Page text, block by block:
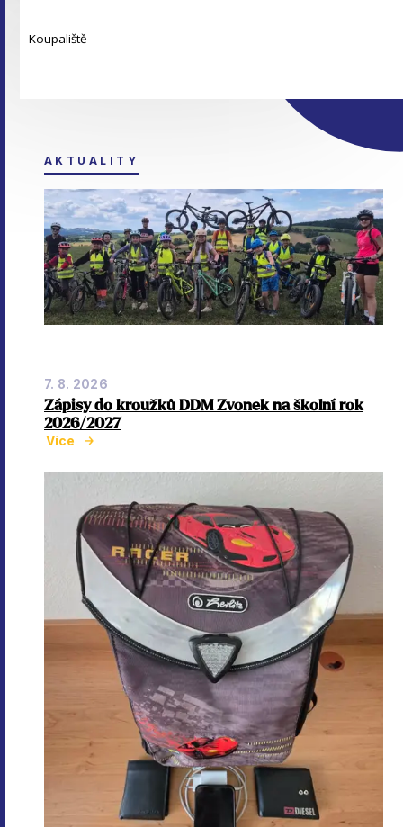
Koupaliště
AKTUALITY
7. 8. 2026
Zápisy do kroužků DDM Zvonek na školní rok
2026/2027
Více